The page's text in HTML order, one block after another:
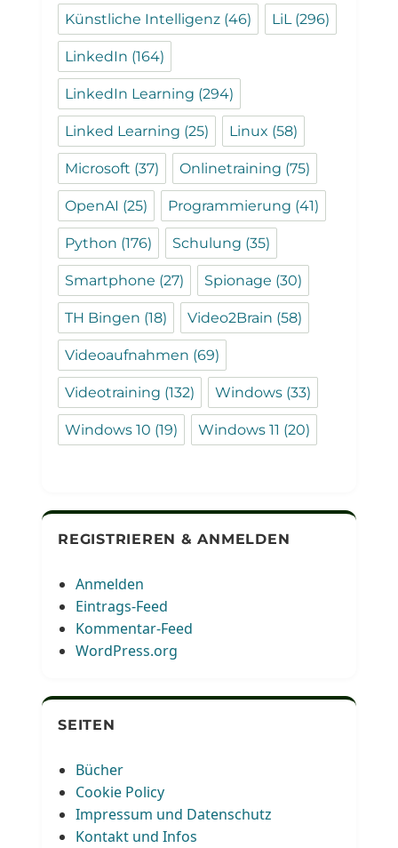
Künstliche Intelligenz (46) LiL(296)
LinkedIn (164)
LinkedIn Learning (294)
Linked Learning (25) Linux (58)
Microsoft (37) Onlinetraining (75)
OpenAI (25) Programmierung (41)
Python (176) Schulung (35)
Smartphone (27) Spionage (30)
TH Bingen (18) Video2Brain (58)
Videoaufnahmen (69)
Videotraining (132) Windows (33)
Windows 10 (19) Windows 11 (20)
REGISTRIEREN & ANMELDEN
Anmelden
Eintrags-Feed
Kommentar-Feed
WordPress.org
SEITEN
Bücher
Cookie Policy
Impressum und Datenschutz
Kontakt und Infos